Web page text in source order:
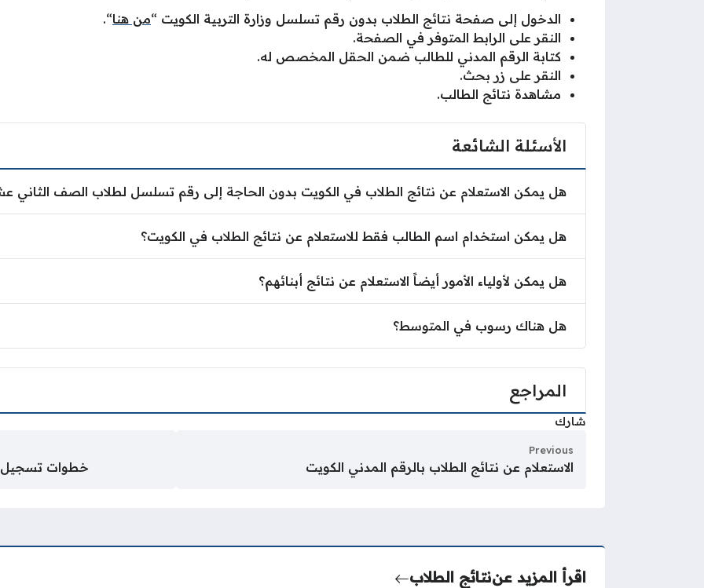
الدخول إلى صفحة نتائج الطلاب بدون رقم تسلسل وزارة التربية الكويت “من هنا“.
النقر على الرابط المتوفر في الصفحة.
كتابة الرقم المدني للطالب ضمن الحقل المخصص له.
النقر على زر بحث.
مشاهدة نتائج الطالب.
الأسئلة الشائعة
هل يمكن الاستعلام عن نتائج الطلاب في الكويت بدون الحاجة إلى رقم تسلسل لطلاب الصف الثاني
هل يمكن استخدام اسم الطالب فقط للاستعلام عن نتائج الطلاب في الكويت؟
هل يمكن لأولياء الأمور أيضاً الاستعلام عن نتائج أبنائهم؟
هل هناك رسوب في المتوسط؟
المراجع
شارك
Previous
الاستعلام عن نتائج الطلاب بالرقم المدني الكويت خطوات تسجيل
اقرأ المزيد عننتائج الطلاب